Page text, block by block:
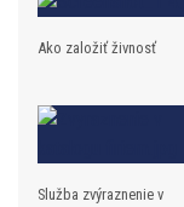
Ako založiť živnosť
Služba zvýraznenie v